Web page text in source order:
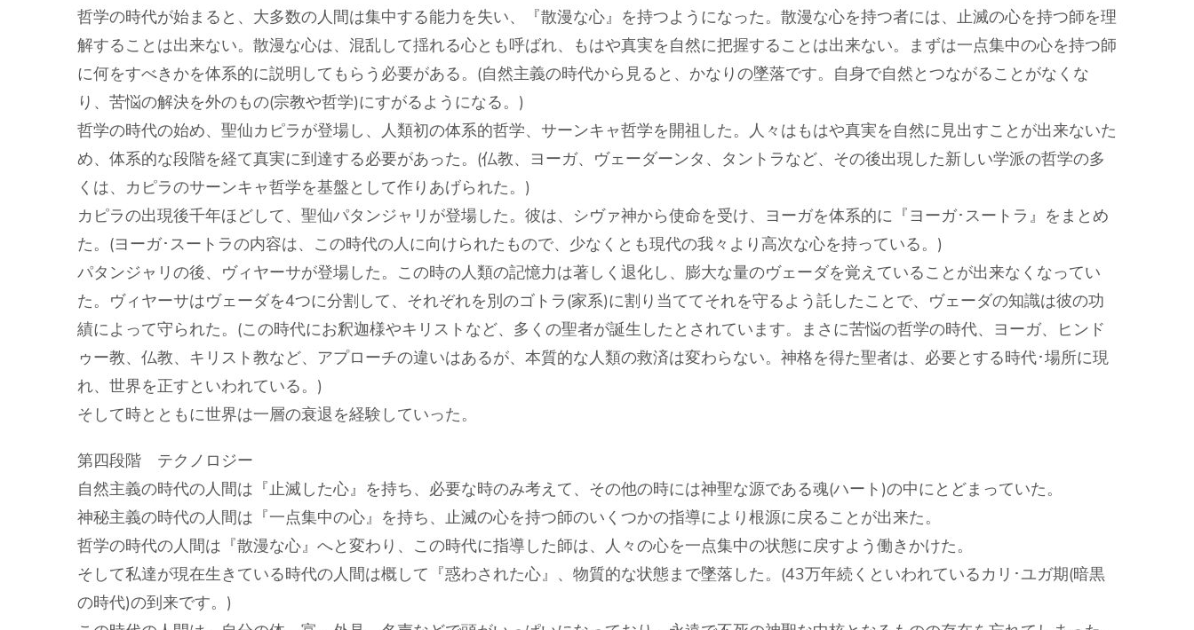
哲学の時代が始まると、大多数の人間は集中する能力を失い、『散漫な心』を持つようになった。散漫な心を持つ者には、止滅の心を持つ師を理
解することは出来ない。散漫な心は、混乱して揺れる心とも呼ばれ、もはや真実を自然に把握することは出来ない。まずは一点集中の心を持つ師
に何をすべきかを体系的に説明してもらう必要がある。(自然主義の時代から見ると、かなりの墜落です。自身で自然とつながることがなくな
り、苦悩の解決を外のもの(宗教や哲学)にすがるようになる。)
哲学の時代の始め、聖仙カピラが登場し、人類初の体系的哲学、サーンキャ哲学を開祖した。人々はもはや真実を自然に見出すことが出来ないた
め、体系的な段階を経て真実に到達する必要があった。(仏教、ヨーガ、ヴェーダーンタ、タントラなど、その後出現した新しい学派の哲学の多
くは、カピラのサーンキャ哲学を基盤として作りあげられた。)
カピラの出現後千年ほどして、聖仙パタンジャリが登場した。彼は、シヴァ神から使命を受け、ヨーガを体系的に『ヨーガ･スートラ』をまとめ
た。(ヨーガ･スートラの内容は、この時代の人に向けられたもので、少なくとも現代の我々より高次な心を持っている。)
パタンジャリの後、ヴィヤーサが登場した。この時の人類の記憶力は著しく退化し、膨大な量のヴェーダを覚えていることが出来なくなってい
た。ヴィヤーサはヴェーダを4つに分割して、それぞれを別のゴトラ(家系)に割り当ててそれを守るよう託したことで、ヴェーダの知識は彼の功
績によって守られた。(この時代にお釈迦様やキリストなど、多くの聖者が誕生したとされています。まさに苦悩の哲学の時代、ヨーガ、ヒンド
ゥー教、仏教、キリスト教など、アプローチの違いはあるが、本質的な人類の救済は変わらない。神格を得た聖者は、必要とする時代･場所に現
れ、世界を正すといわれている。)
そして時とともに世界は一層の衰退を経験していった。
第四段階 テクノロジー
自然主義の時代の人間は『止滅した心』を持ち、必要な時のみ考えて、その他の時には神聖な源である魂(ハート)の中にとどまっていた。
神秘主義の時代の人間は『一点集中の心』を持ち、止滅の心を持つ師のいくつかの指導により根源に戻ることが出来た。
哲学の時代の人間は『散漫な心』へと変わり、この時代に指導した師は、人々の心を一点集中の状態に戻すよう働きかけた。
そして私達が現在生きている時代の人間は概して『惑わされた心』、物質的な状態まで墜落した。(43万年続くといわれているカリ･ユガ期(暗黒
の時代)の到来です。)